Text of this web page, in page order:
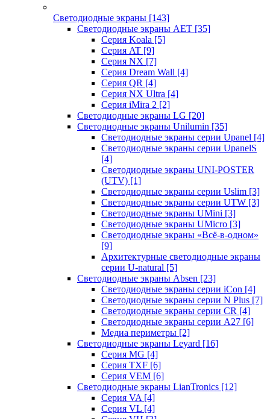
Светодиодные экраны [143]
Светодиодные экраны AET [35]
Cерия Koala [5]
Серия AT [9]
Серия NX [7]
Серия Dream Wall [4]
Серия QR [4]
Серия NX Ultra [4]
Серия iMira 2 [2]
Светодиодные экраны LG [20]
Светодиодные экраны Unilumin [35]
Светодиодные экраны серии Upanel [4]
Светодиодные экраны серии UpanelS
[4]
Светодиодные экраны UNI-POSTER
(UTV) [1]
Светодиодные экраны серии Uslim [3]
Светодиодные экраны серии UTW [3]
Светодиодные экраны UMini [3]
Светодиодные экраны UMicro [3]
Светодиодные экраны «Всё-в-одном»
[9]
Архитектурные светодиодные экраны
серии U-natural [5]
Светодиодные экраны Absen [23]
Светодиодные экраны серии iCon [4]
Светодиодные экраны серии N Plus [7]
Светодиодные экраны серии CR [4]
Светодиодные экраны серии А27 [6]
Медиа периметры [2]
Светодиодные экраны Leyard [16]
Серия MG [4]
Серия TXF [6]
Серия VEM [6]
Светодиодные экраны LianTronics [12]
Серия VA [4]
Серия VL [4]